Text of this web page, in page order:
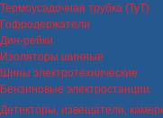
Термоусадочная трубка (ТуТ)
Гофродержатели
Дин-рейки
Изоляторы шинные
Шины электротехнические
Бензиновые электростанции
Детекторы, извещатели,